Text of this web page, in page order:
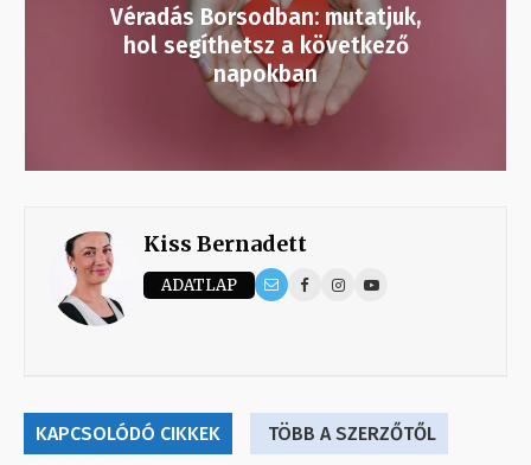
Véradás Borsodban: mutatjuk,
hol segíthetsz a következő
napokban
Kiss Bernadett
ADATLAP
KAPCSOLÓDÓ CIKKEK TÖBB A SZERZŐTŐL